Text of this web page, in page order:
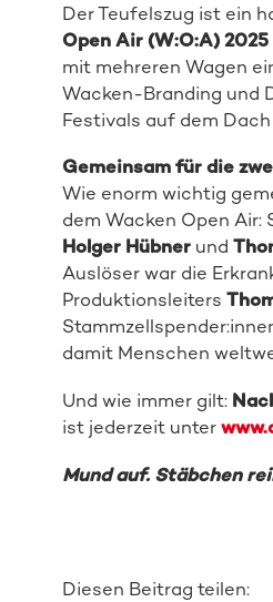
Der Teufelszug ist ein
Open Air (W:O:A) 2025
mit mehreren Wagen
Wacken-Branding und
Festivals auf dem
Gemeinsam für die
Wie enorm wichtig
dem Wacken Open
Holger Hübner und
Auslöser war die
Produktionsleiters
damit Menschen
Und wie immer gilt:
ist jederzeit unter
Mund auf. Stäbchen
Diesen Beitrag teilen: